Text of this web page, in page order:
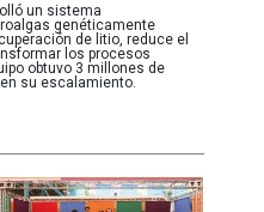
un sistema
genéticamente
de litio, reduce el
los procesos
obtuvo 3 millones de
su escalamiento.